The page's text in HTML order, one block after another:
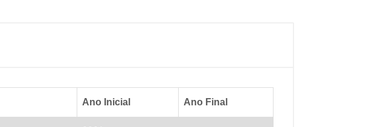
Ano Inicial Ano Final